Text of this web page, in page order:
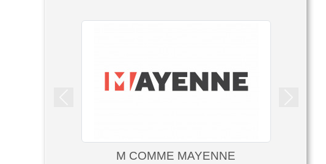
M COMME MAYENNE